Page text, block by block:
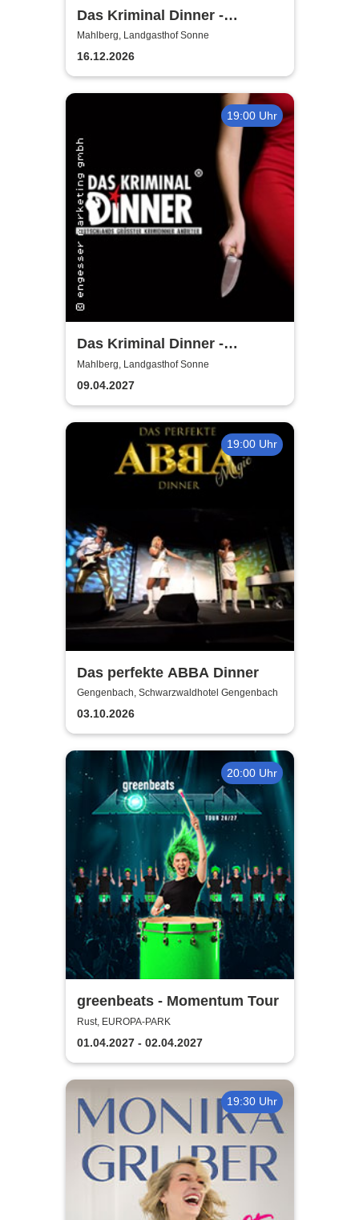
Das Kriminal Dinner -
Hauptkommissar Schröder
ermittelt
Mahlberg, Landgasthof Sonne
16.12.2026
19:00 Uhr
Das Kriminal Dinner -
Alpenkrimi: Knödelmord beim
Gipfeltreffen
Mahlberg, Landgasthof Sonne
09.04.2027
19:00 Uhr
Das perfekte ABBA Dinner
Gengenbach, Schwarzwaldhotel Gengenbach
03.10.2026
20:00 Uhr
greenbeats - Momentum Tour
Rust, EUROPA-PARK
01.04.2027 - 02.04.2027
19:30 Uhr